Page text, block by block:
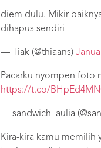
diem dulu. Mikir
dihapus sendiri
— Tiak (@thiaans)
Pacarku nyompen foto
https://t.co/
— sandwich_aulia
Kira-kira kamu memilih